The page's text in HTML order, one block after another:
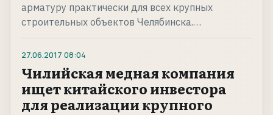
арматуру практически для всех крупных
строительных объектов Челябинска.…
27.06.2017 08:04
Чилийская медная компания
ищет китайского инвестора
для реализации крупного